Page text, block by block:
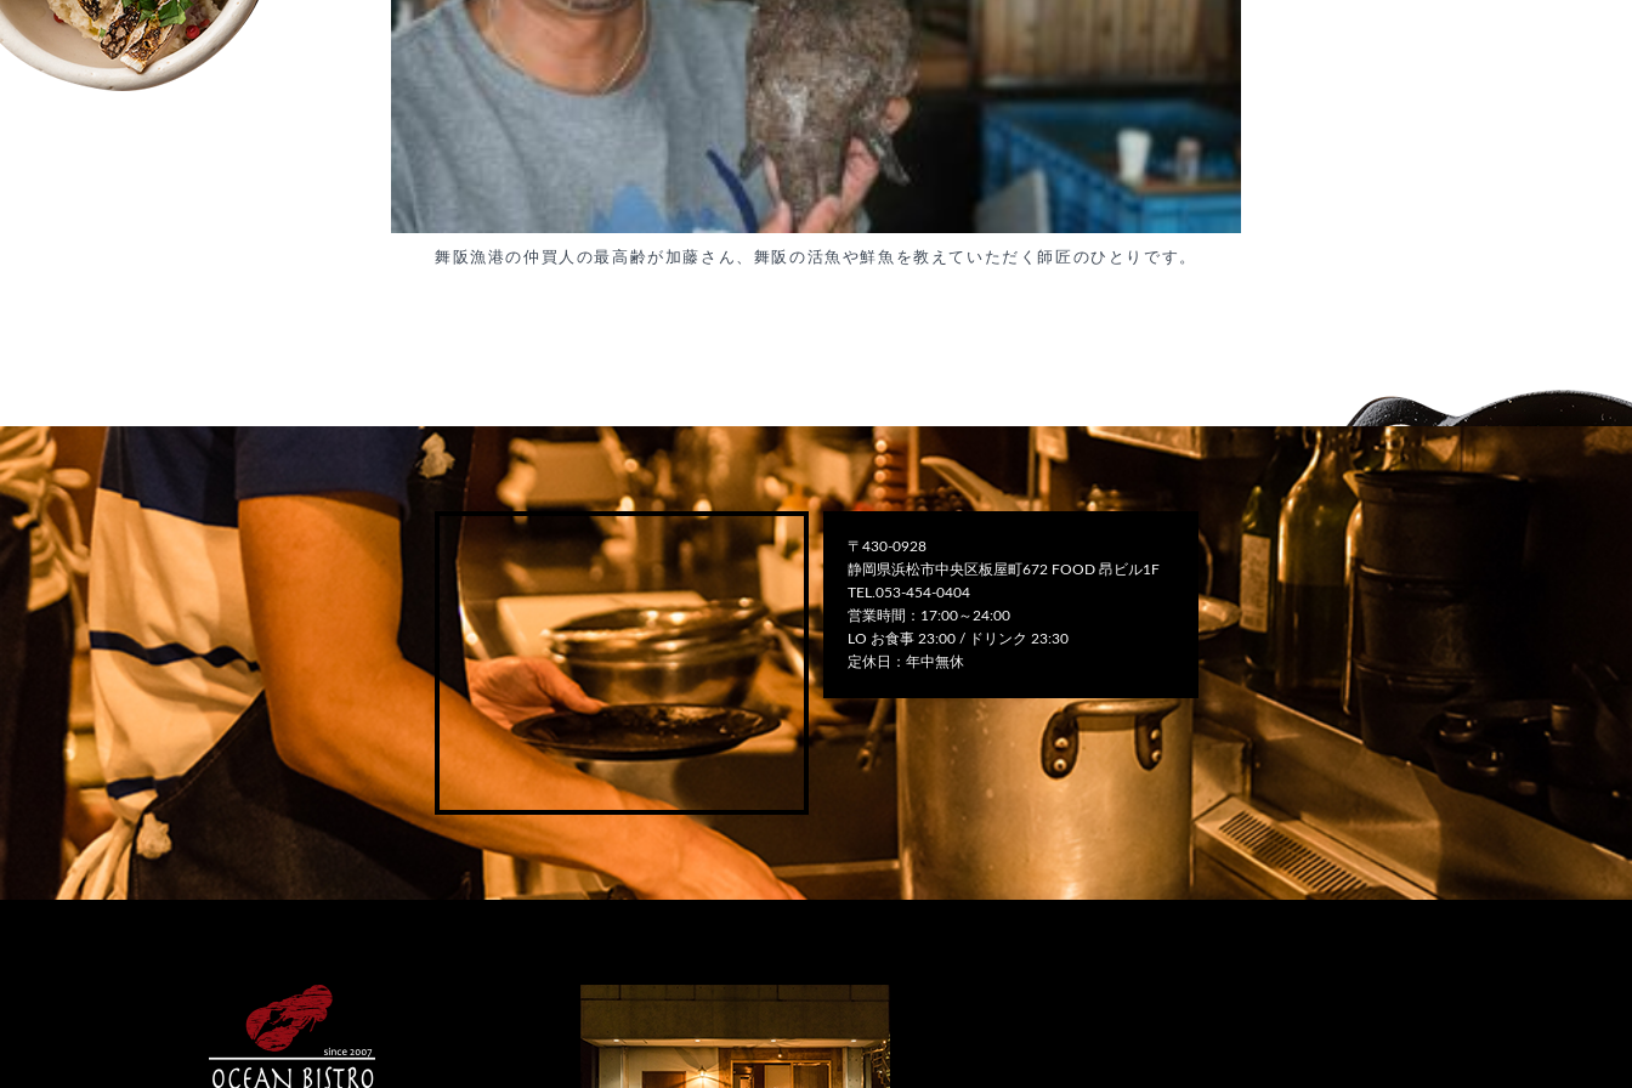
舞阪漁港の仲買人の最高齢が加藤さん、舞阪の活魚や鮮魚を教えていただく師匠のひとりです。
〒430-0928
静岡県浜松市中央区板屋町672 FOOD 昂ビル1F
TEL.053-454-0404
営業時間：17:00～24:00
LO お食事 23:00 / ドリンク 23:30
定休日：年中無休